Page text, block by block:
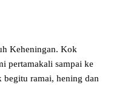
Keheningan. Kok
pertamakali sampai ke
ramai, hening dan